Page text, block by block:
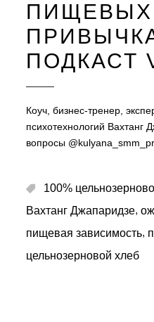
ПИЩЕВЫХ
ПОДКАСТ
Коуч, бизнес-тренер,
психотехнологий Вахтанг
вопросы
100%
Вахтанг Джапаридзе,
пищевая зависимость,
цельнозерновой хлеб